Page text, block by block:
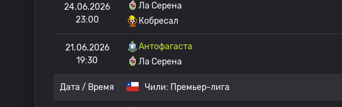
24.06.2026
23:00
Ла Серена
Кобресал
21.06.2026
19:30
Антофагаста
Ла Серена
Дата / Время Чили: Премьер-лига